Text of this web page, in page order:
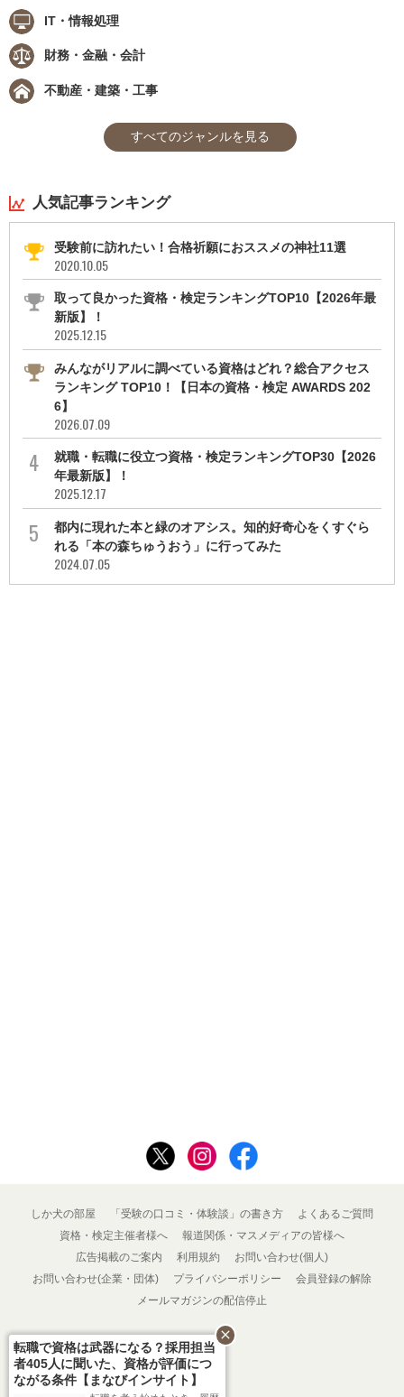
IT・情報処理
財務・金融・会計
不動産・建築・工事
すべてのジャンルを見る
人気記事ランキング
受験前に訪れたい！合格祈願におススメの神社11選
2020.10.05
取って良かった資格・検定ランキングTOP10【2026年最
新版】！
2025.12.15
みんながリアルに調べている資格はどれ？総合アクセス
ランキング TOP10！【日本の資格・検定 AWARDS 202
6】
2026.07.09
就職・転職に役立つ資格・検定ランキングTOP30【2026
年最新版】！
2025.12.17
都内に現れた本と緑のオアシス。知的好奇心をくすぐら
れる「本の森ちゅうおう」に行ってみた
2024.07.05
しか犬の部屋 「受験の口コミ・体験談」の書き方
よくあるご質問
資格・検定主催者様へ
報道関係・マスメディアの皆様へ
広告掲載のご案内
利用規約
お問い合わせ(個人)
お問い合わせ(企業・団体)
プライバシーポリシー
会員登録の解除
メールマガジンの配信停止
転職で資格は武器になる？採用担当
者405人に聞いた、資格が評価につ
ながる条件【まなびインサイト】
close